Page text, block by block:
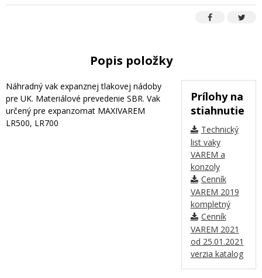
Popis položky
Prílohy na
stiahnutie
Technický
list vaky
VAREM a
konzoly
Cenník
VAREM 2019
kompletný
Cenník
VAREM 2021
od 25.01.2021
verzia katalog
Náhradný vak expanznej tlakovej nádoby
pre UK. Materiálové prevedenie SBR. Vak
určený pre expanzomat MAXIVAREM
LR500, LR700